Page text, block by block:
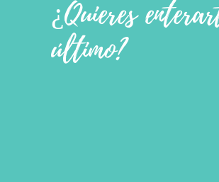
¿Quieres
último?